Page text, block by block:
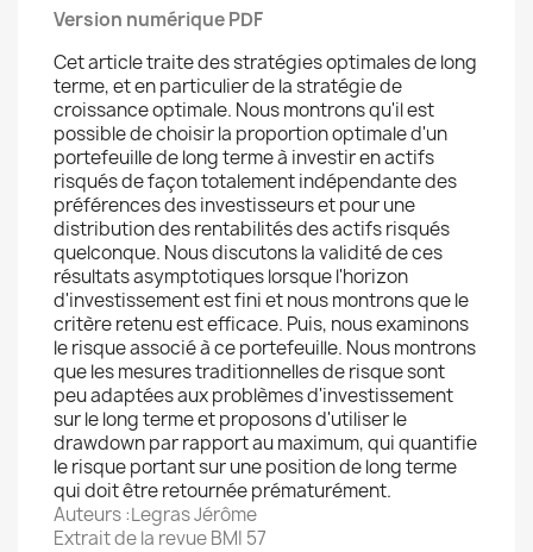
Version numérique PDF
Cet article traite des stratégies optimales de long
terme, et en particulier de la stratégie de
croissance optimale. Nous montrons qu'il est
possible de choisir la proportion optimale d'un
portefeuille de long terme à investir en actifs
risqués de façon totalement indépendante des
préférences des investisseurs et pour une
distribution des rentabilités des actifs risqués
quelconque. Nous discutons la validité de ces
résultats asymptotiques lorsque l'horizon
d'investissement est fini et nous montrons que le
critère retenu est efficace. Puis, nous examinons
le risque associé à ce portefeuille. Nous montrons
que les mesures traditionnelles de risque sont
peu adaptées aux problèmes d'investissement
sur le long terme et proposons d'utiliser le
drawdown par rapport au maximum, qui quantifie
le risque portant sur une position de long terme
qui doit être retournée prématurément.
Auteurs :Legras Jérôme
Extrait de la revue BMI 57